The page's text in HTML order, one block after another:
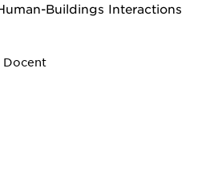
Buildings Interactions
Docent